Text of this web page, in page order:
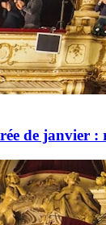
de janvier